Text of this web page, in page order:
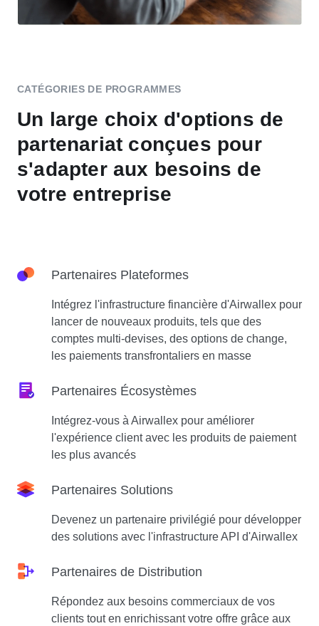
CATÉGORIES DE PROGRAMMES
Un large choix d'options de
partenariat conçues pour
s'adapter aux besoins de
votre entreprise
Partenaires Plateformes
Intégrez l'infrastructure financière d'Airwallex pour
lancer de nouveaux produits, tels que des
comptes multi-devises, des options de change,
les paiements transfrontaliers en masse
Partenaires Écosystèmes
Intégrez-vous à Airwallex pour améliorer
l'expérience client avec les produits de paiement
les plus avancés
Partenaires Solutions
Devenez un partenaire privilégié pour développer
des solutions avec l'infrastructure API d'Airwallex
Partenaires de Distribution
Répondez aux besoins commerciaux de vos
clients tout en enrichissant votre offre grâce aux